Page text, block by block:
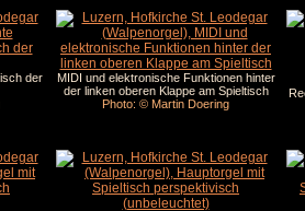
der
MIDI und elektronische Funktionen hinter
der linken oberen Klappe am Spieltisch
Photo: © Martin Doering